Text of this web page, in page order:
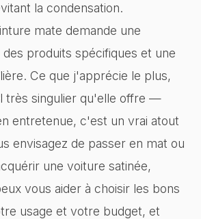
la condensation.
mate demande une
produits spécifiques et une
Ce que j'apprécie le plus,
très singulier qu'elle offre —
entretenue, c'est un vrai atout
envisagez de passer en mat ou
une voiture satinée,
vous aider à choisir les bons
usage et votre budget, et